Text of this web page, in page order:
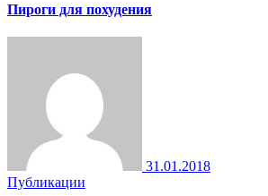
Пироги для похудения
31.01.2018
Публикации